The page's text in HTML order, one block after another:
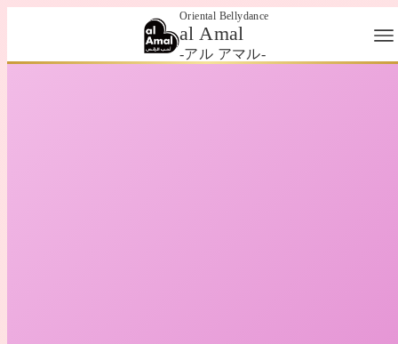
Oriental Bellydance
al Amal
-アル アマル-